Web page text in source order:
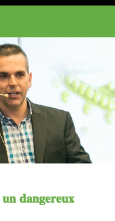
𝐮𝐧 𝐝𝐚𝐧𝐠𝐞𝐫𝐞𝐮𝐱